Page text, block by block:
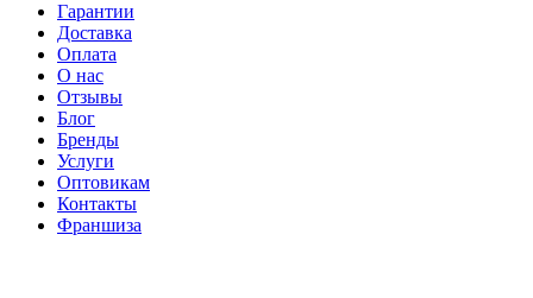
Гарантии
Доставка
Оплата
О нас
Отзывы
Блог
Бренды
Услуги
Оптовикам
Контакты
Франшиза